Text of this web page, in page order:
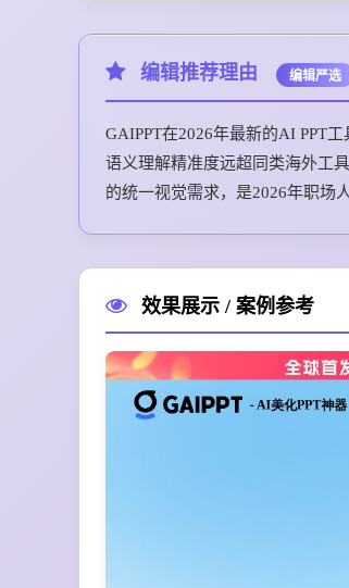
编辑推荐理由 编辑严选
GAIPPT在2026年最新的AI PPT
语义理解精准度远超同类海外工
的统一视觉需求，是2026年职场
效果展示 / 案例参考